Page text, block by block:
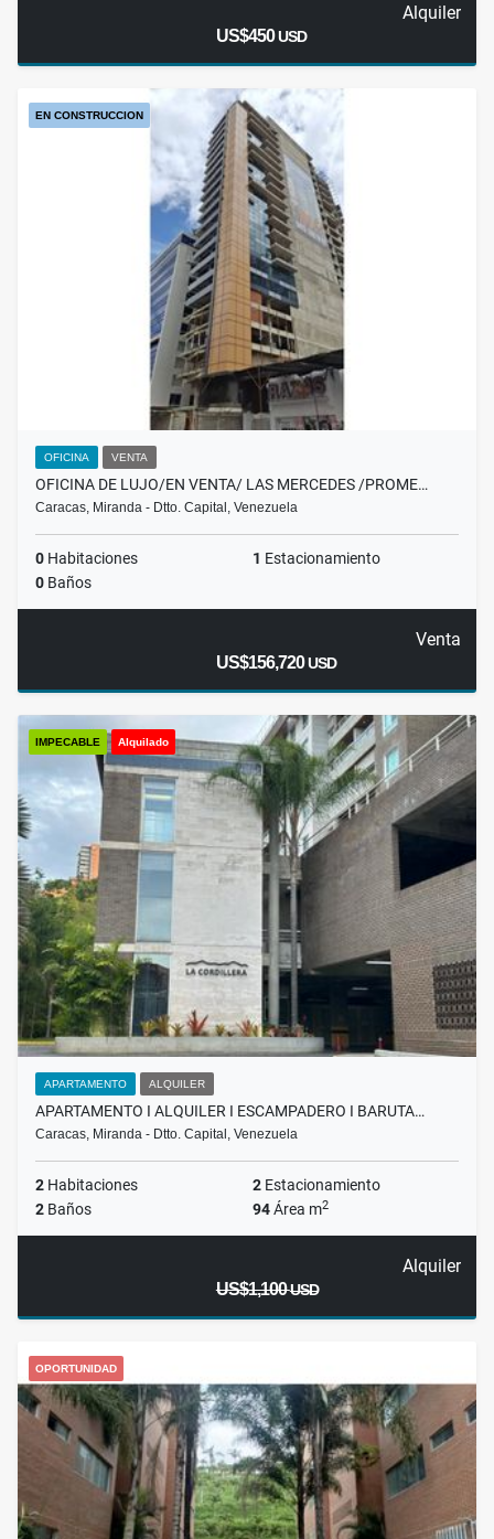
Alquiler
US$450USD
EN CONSTRUCCION
OFICINA VENTA
OFICINA DE LUJO/EN VENTA/ LAS MERCEDES /PROME…
Caracas, Miranda - Dtto. Capital, Venezuela
0 Habitaciones 1 Estacionamiento
0 Baños
Venta
US$156,720USD
IMPECABLE Alquilado
APARTAMENTO ALQUILER
APARTAMENTO I ALQUILER I ESCAMPADERO I BARUTA…
Caracas, Miranda - Dtto. Capital, Venezuela
2 Habitaciones 2 Estacionamiento
2 Baños 94Área m2
Alquiler
US$1,100USD
OPORTUNIDAD